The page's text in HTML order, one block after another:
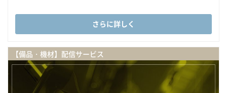
さらに詳しく
【備品・機材】配信サービス